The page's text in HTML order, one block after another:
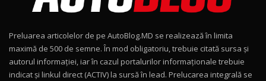
15:22
Mercedes-AMG E 53 HYBRID 4MATIC+ / Test
Drive AutoBlog.MD
16:27
Preluarea articolelor de pe AutoBlog.MD se realizează în limita
maximă de 500 de semne. În mod obligatoriu, trebuie citată sursa și
autorul informației, iar în cazul portalurilor informaționale trebuie
indicat și linkul direct (ACTIV) la sursă în lead. Prelucarea integrală se